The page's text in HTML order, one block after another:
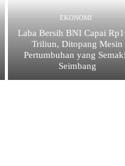
EKONOMI
Laba Bersih BNI Capai
Triliun, Ditopang Mesin
Pertumbuhan yang
Seimbang